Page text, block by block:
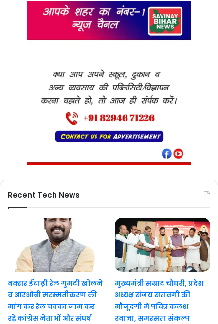
Recent Tech News
बक्सर ईटाढ़ी रेल गुमटी खोलने
व आरओबी मरम्मतीकरण की
मांग कर रेल चक्का जाम कर
रहे कांग्रेस नेताओं और संघर्ष
मुख्यमंत्री सम्राट चौधरी, प्रदेश
अध्यक्ष संजय सरावगी की
मौजूदगी में पवित्र कलश
रवाना, समरसता संकल्प